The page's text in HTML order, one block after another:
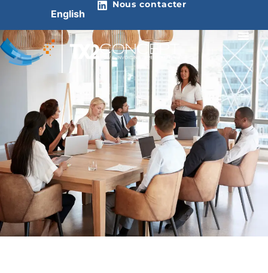
English
Nous contacter